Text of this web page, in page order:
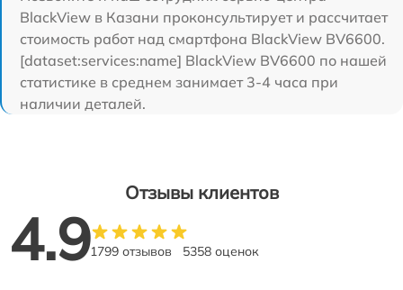
BlackView в Казани проконсультирует и рассчитает
стоимость работ над смартфона BlackView BV6600.
[dataset:services:name] BlackView BV6600 по нашей
статистике в среднем занимает 3-4 часа при
наличии деталей.
Отзывы клиентов
4.91799 отзывов 5358 оценок